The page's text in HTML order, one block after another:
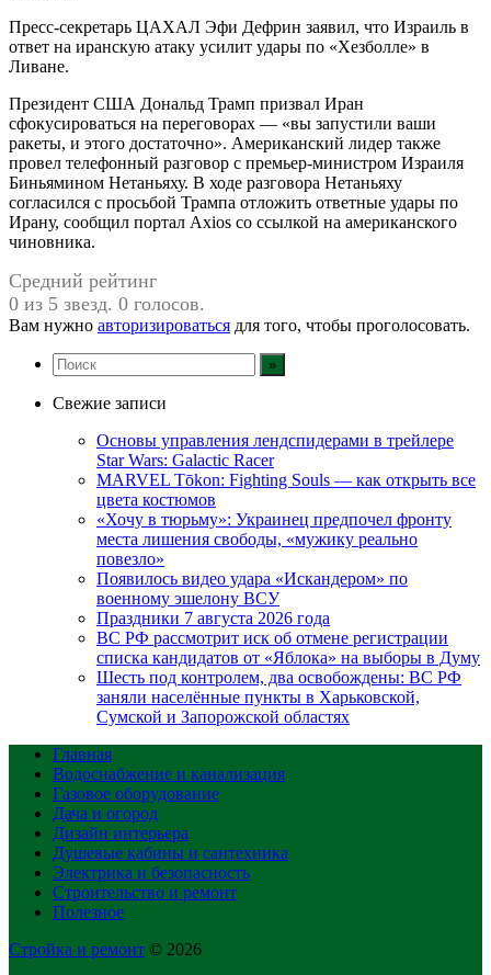
Пресс-секретарь ЦАХАЛ Эфи Дефрин заявил, что Израиль в
ответ на иранскую атаку усилит удары по «Хезболле» в
Ливане.
Президент США Дональд Трамп призвал Иран
сфокусироваться на переговорах — «вы запустили ваши
ракеты, и этого достаточно». Американский лидер также
провел телефонный разговор с премьер-министром Израиля
Биньямином Нетаньяху. В ходе разговора Нетаньяху
согласился с просьбой Трампа отложить ответные удары по
Ирану, сообщил портал Axios со ссылкой на американского
чиновника.
Средний рейтинг
0 из 5 звезд. 0 голосов.
Вам нужно авторизироваться для того, чтобы проголосовать.
Свежие записи
Основы управления лендспидерами в трейлере
Star Wars: Galactic Racer
MARVEL Tōkon: Fighting Souls — как открыть все
цвета костюмов
«Хочу в тюрьму»: Украинец предпочел фронту
места лишения свободы, «мужику реально
повезло»
Появилось видео удара «Искандером» по
военному эшелону ВСУ
Праздники 7 августа 2026 года
ВС РФ рассмотрит иск об отмене регистрации
списка кандидатов от «Яблока» на выборы в Думу
Шесть под контролем, два освобождены: ВС РФ
заняли населённые пункты в Харьковской,
Сумской и Запорожской областях
Главная
Водоснабжение и канализация
Газовое оборудование
Дача и огород
Дизайн интерьера
Душевые кабины и сантехника
Электрика и безопасность
Строительство и ремонт
Полезное
Стройка и ремонт © 2026